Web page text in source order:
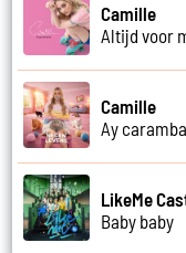
Camille
Altijd voor
Camille
Ay caramba
LikeMe
Baby baby